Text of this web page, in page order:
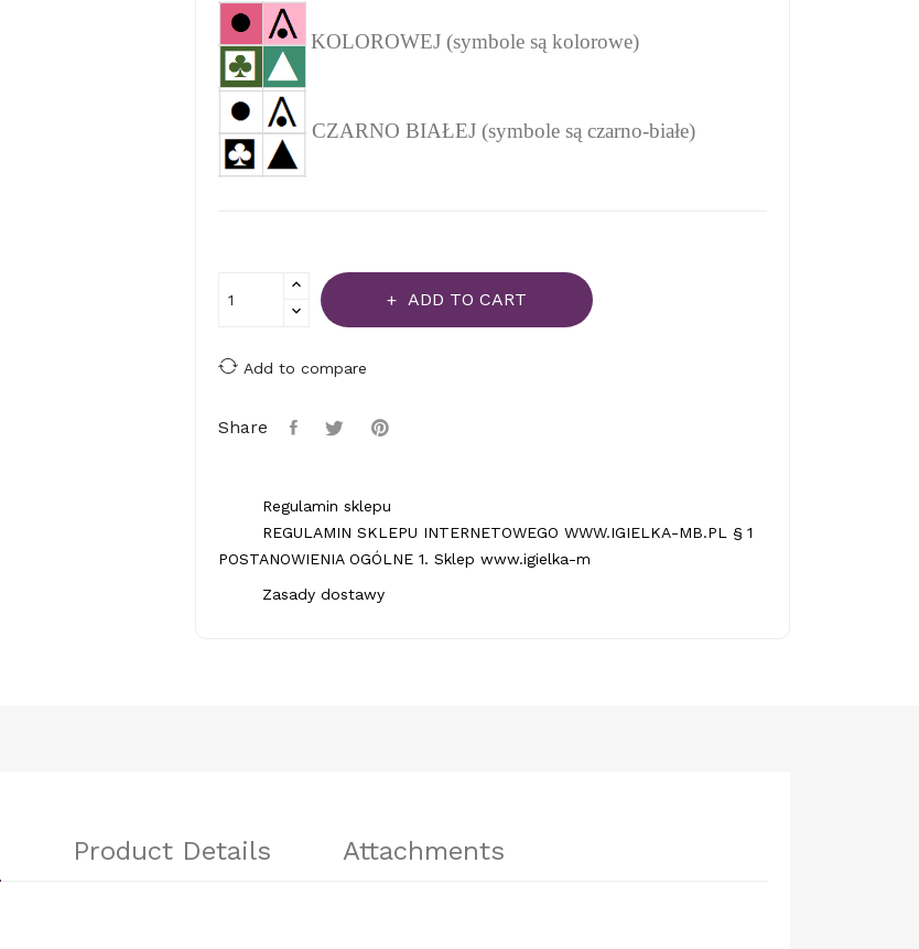
KOLOROWEJ (symbole są kolorowe)
CZARNO BIAŁEJ (symbole są czarno-białe)
ADD TO CART
Add to compare
Share
Regulamin sklepu
REGULAMIN SKLEPU INTERNETOWEGO WWW.IGIELKA-MB.PL § 1
POSTANOWIENIA OGÓLNE 1. Sklep www.igielka-m
Zasady dostawy
Product Details Attachments